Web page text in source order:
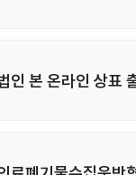
인 본 온라인 상표